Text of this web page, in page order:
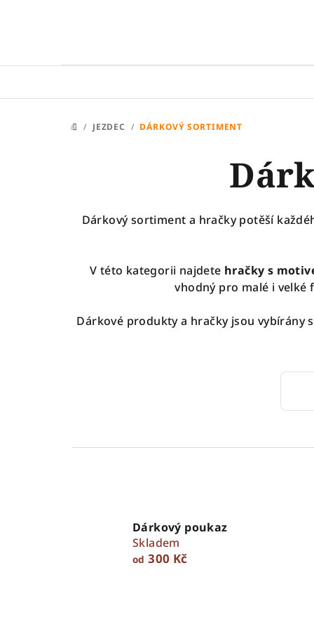
DOMŮ
/ JEZDEC / DÁRKOVÝ SORTIMENT
Dárkový sortiment a hračky potěší
V této kategorii najdete hračky s
vhodný pro malé i velké
Dárkové produkty a hračky jsou vybírány
Dárkový poukaz
Skladem
od 300 Kč